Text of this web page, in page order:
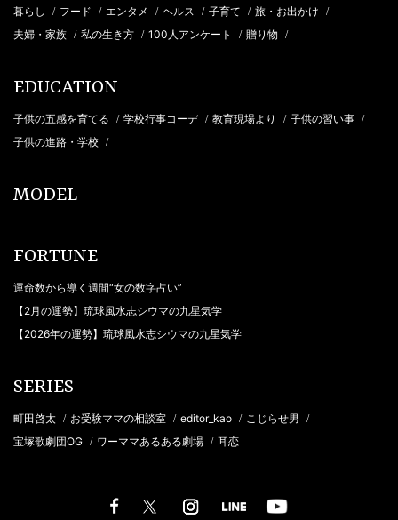
暮らし / フード / エンタメ / ヘルス / 子育て / 旅・お出かけ /
夫婦・家族 / 私の生き方 / 100人アンケート / 贈り物 /
EDUCATION
子供の五感を育てる / 学校行事コーデ / 教育現場より / 子供の習い事 /
子供の進路・学校 /
MODEL
FORTUNE
運命数から導く週間“女の数字占い”
【2月の運勢】琉球風水志シウマの九星気学
【2026年の運勢】琉球風水志シウマの九星気学
SERIES
町田啓太 / お受験ママの相談室 / editor_kao / こじらせ男 /
宝塚歌劇団OG / ワーママあるある劇場 / 耳恋